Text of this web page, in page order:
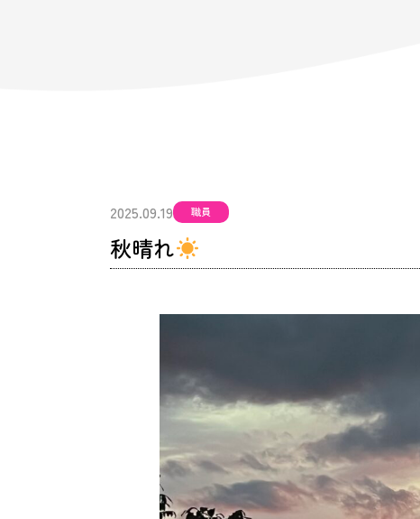
2025.09.19 職員
秋晴れ